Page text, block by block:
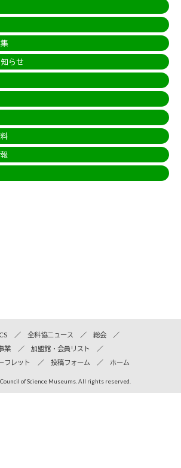
らせ
全科協ニュース
総会
業
加盟館・会員リスト
フレット 投稿フォーム ホーム
of Science Museums. All rights reserved.